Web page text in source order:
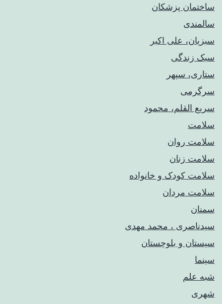
ساختمان پزشکان
سالمندی
سبزیان، علی اکبر
سبک زندگی
ستاری، سپهر
سرگرمی
سریع القلم، محمود
سلامت
سلامت روان
سلامت زنان
سلامت کودک‌ و خانواده
سلامت مردان
سمنان
سیدناصری ، محمد مهدی
سیستان و بلوچستان
سینما
شبه علم
شهری